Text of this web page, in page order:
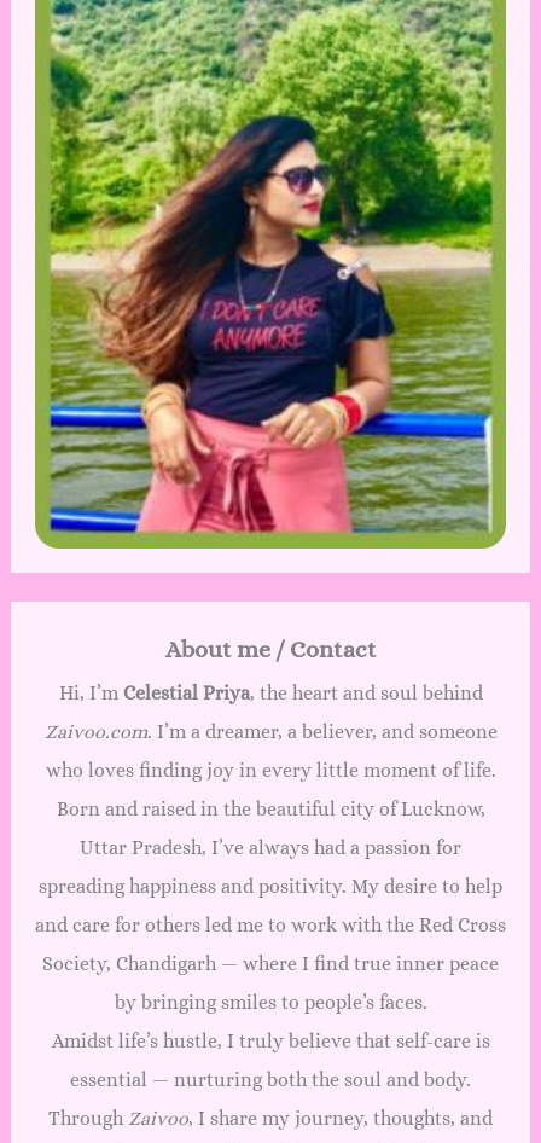
About me / Contact
Hi, I’m Celestial Priya, the heart and soul behind
Zaivoo.com. I’m a dreamer, a believer, and someone
who loves finding joy in every little moment of life.
Born and raised in the beautiful city of Lucknow,
Uttar Pradesh, I’ve always had a passion for
spreading happiness and positivity. My desire to help
and care for others led me to work with the Red Cross
Society, Chandigarh — where I find true inner peace
by bringing smiles to people’s faces.
Amidst life’s hustle, I truly believe that self-care is
essential — nurturing both the soul and body.
Through Zaivoo, I share my journey, thoughts, and